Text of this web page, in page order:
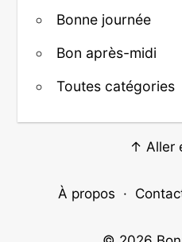
Bonne journée
Bon après-midi
Toutes catégories
↑ Aller
À propos ·